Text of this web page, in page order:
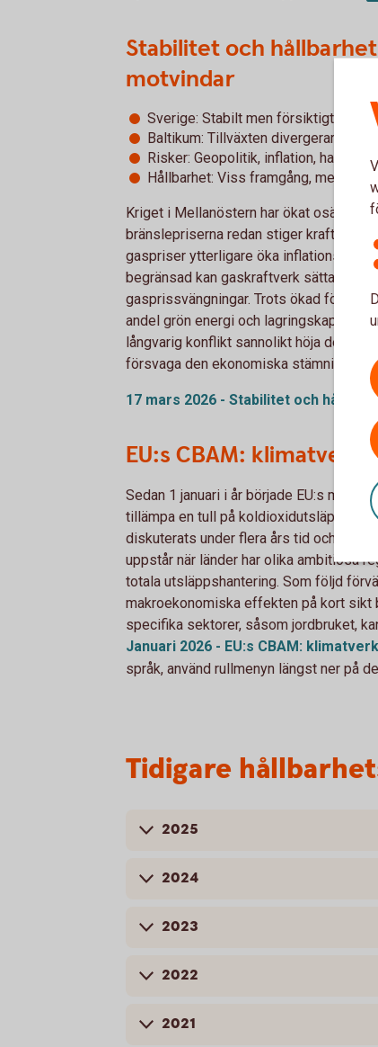
Stabilitet och
motvindar
Sverige: Stabilt men försiktigt
Baltikum: Tillväxten divergerar i takt
Risker: Geopolitik, inflation, handel,
Hållbarhet: Viss framgång, men
Kriget i Mellanöstern har ökat
bränslepriserna redan stiger kraftigt i
gaspriser ytterligare öka
begränsad kan gaskraftverk sätta
gasprissvängningar. Trots ökad
andel grön energi och
långvarig konflikt sannolikt höja de
försvaga den ekonomiska stämningen
17 mars 2026 - Stabilitet och
EU:s CBAM:
Sedan 1 januari i år började EU:s
tillämpa en tull på koldioxidutsläpp
diskuterats under flera års tid och är
uppstår när länder har olika ambitiösa
totala utsläppshantering. Som följd
makroekonomiska effekten på kort sikt
specifika sektorer, såsom jordbruket,
Januari 2026 - EU:s CBAM:
språk, använd rullmenyn längst ner på
Tidigare
2025
2024
2023
2022
2021